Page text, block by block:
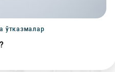
ўтказмалар